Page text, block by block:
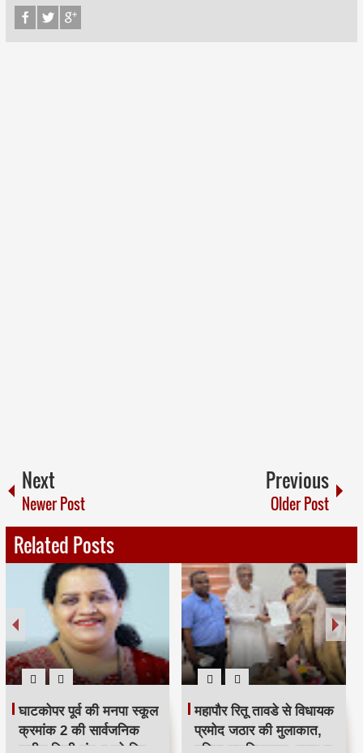
Next
Newer Post
Previous
Older Post
Related Posts
स्वच्छता कर्मियों से जुड़ी
योजनाओं का प्रभावी
क्रियान्वयन सुनिश्चित करें —
मुंबई में 547 डिवॉटरिंग पंपों पर
IOT आधारित मॉनिटरिंग
सिस्टम लागू, बारिश में